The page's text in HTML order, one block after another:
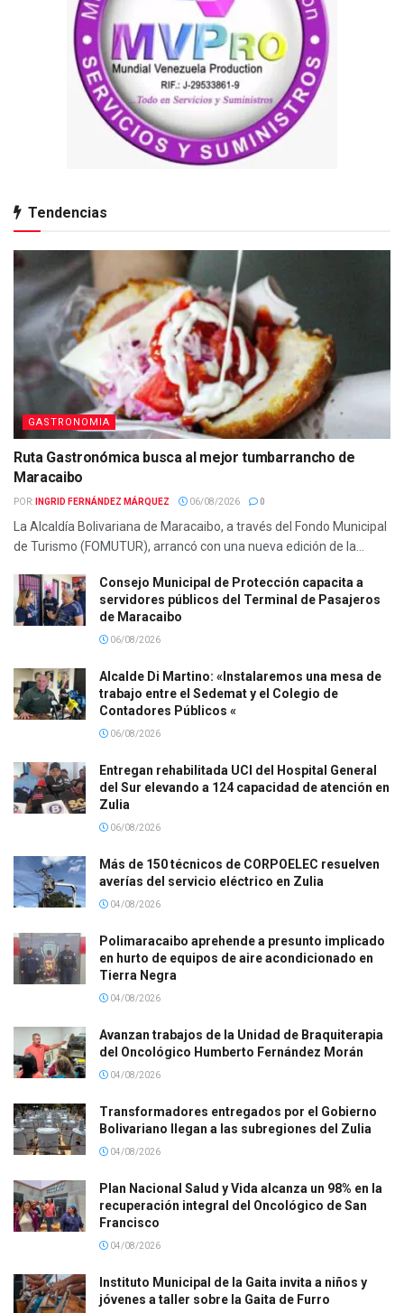
Tendencias
GASTRONOMIA
Ruta Gastronómica busca al mejor tumbarrancho de
Maracaibo
POR: INGRID FERNÁNDEZ MÁRQUEZ 06/08/2026 0
La Alcaldía Bolivariana de Maracaibo, a través del Fondo Municipal
de Turismo (FOMUTUR), arrancó con una nueva edición de la...
Consejo Municipal de Protección capacita a
servidores públicos del Terminal de Pasajeros
de Maracaibo
06/08/2026
Alcalde Di Martino: «Instalaremos una mesa de
trabajo entre el Sedemat y el Colegio de
Contadores Públicos «
06/08/2026
Entregan rehabilitada UCI del Hospital General
del Sur elevando a 124 capacidad de atención en
Zulia
06/08/2026
Más de 150 técnicos de CORPOELEC resuelven
averías del servicio eléctrico en Zulia
04/08/2026
Polimaracaibo aprehende a presunto implicado
en hurto de equipos de aire acondicionado en
Tierra Negra
04/08/2026
Avanzan trabajos de la Unidad de Braquiterapia
del Oncológico Humberto Fernández Morán
04/08/2026
Transformadores entregados por el Gobierno
Bolivariano llegan a las subregiones del Zulia
04/08/2026
Plan Nacional Salud y Vida alcanza un 98% en la
recuperación integral del Oncológico de San
Francisco
04/08/2026
Instituto Municipal de la Gaita invita a niños y
jóvenes a taller sobre la Gaita de Furro